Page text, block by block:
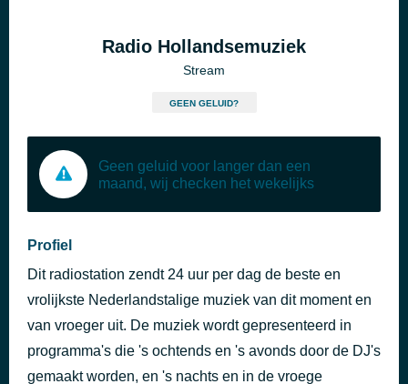
Radio Hollandsemuziek
Stream
GEEN GELUID?
Geen geluid voor langer dan een
maand, wij checken het wekelijks
Profiel
Dit radiostation zendt 24 uur per dag de beste en
vrolijkste Nederlandstalige muziek van dit moment en
van vroeger uit. De muziek wordt gepresenteerd in
programma's die 's ochtends en 's avonds door de DJ's
gemaakt worden, en 's nachts en in de vroege